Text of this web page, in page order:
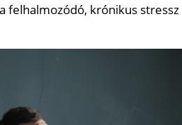
felhalmozódó, krónikus stressz